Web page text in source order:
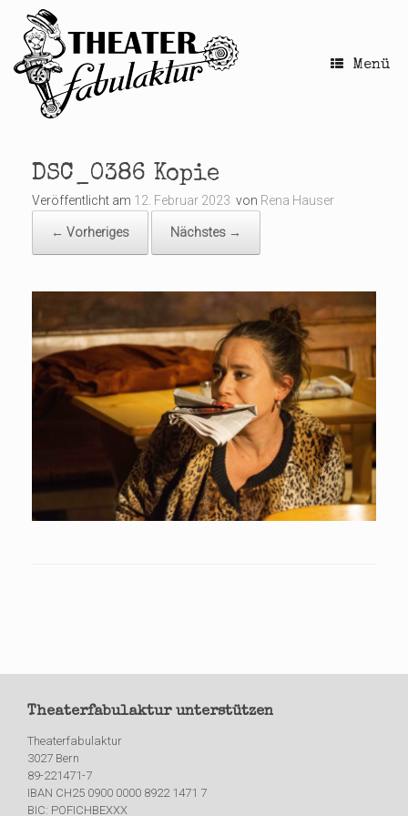
springen
Menü
DSC_0386 Kopie
Veröffentlicht am 12. Februar 2023 von Rena Hauser
← Vorheriges Nächstes →
Theaterfabulaktur unterstützen
Theaterfabulaktur
3027 Bern
89-221471-7
IBAN CH25 0900 0000 8922 1471 7
BIC: POFICHBEXXX